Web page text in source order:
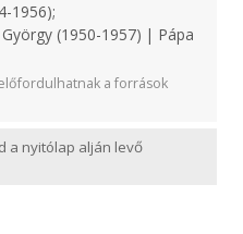
1956);
(1950-1957) | Pápa
a források
a nyitólap alján levő